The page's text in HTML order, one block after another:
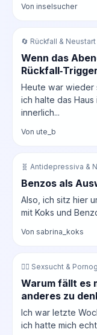
Von inselsucher
🔄 Rückfall & Neustart
Wenn das
Heute war wieder
ich halte das
innerlich...
Von ute_b
🧬 Antidepressiva &
Benzos als
Also, ich sitz hier
mit Koks und
Von sabrina_koks
❤️‍🔥 Sexsucht &
Warum fällt es
anderes zu
Ich war letzte
ich hatte mich